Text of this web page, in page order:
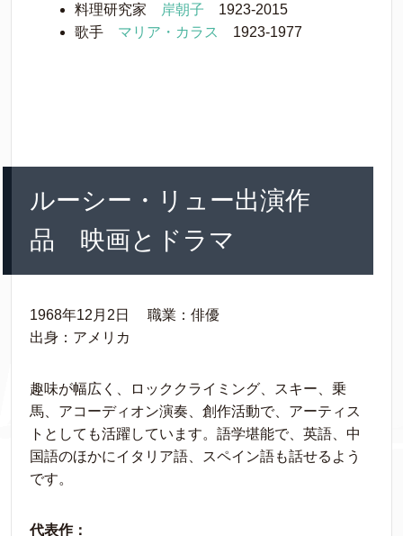
料理研究家
岸朝子 1923-2015
歌手 マリア・カラス 1923-1977
ルーシー・リュー出演作
品 映画とドラマ
1968年12月2日 職業：俳優
出身：アメリカ
趣味が幅広く、ロッククライミング、スキー、乗
馬、アコーディオン演奏、創作活動で、アーティス
トとしても活躍しています。語学堪能で、英語、中
国語のほかにイタリア語、スペイン語も話せるよう
です。
代表作：